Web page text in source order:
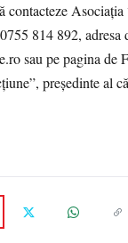
contacteze
814 892, adresa
sau pe pagina de
președinte al